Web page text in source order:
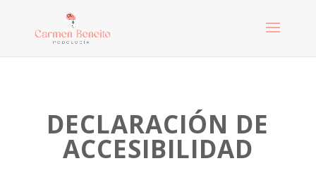
DECLARACIÓN DE
ACCESIBILIDAD